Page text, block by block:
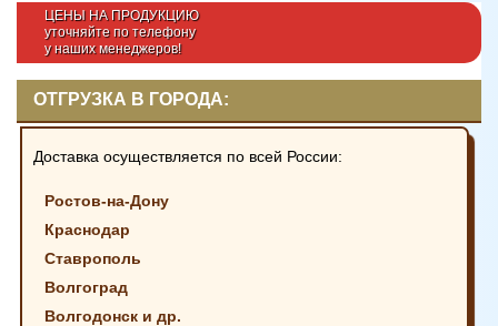
ЦЕНЫ НА ПРОДУКЦИЮ
уточняйте по телефону
у наших менеджеров!
ОТГРУЗКА В ГОРОДА:
Доставка осуществляется по всей России:
Ростов-на-Дону
Краснодар
Ставрополь
Волгоград
Волгодонск и др.